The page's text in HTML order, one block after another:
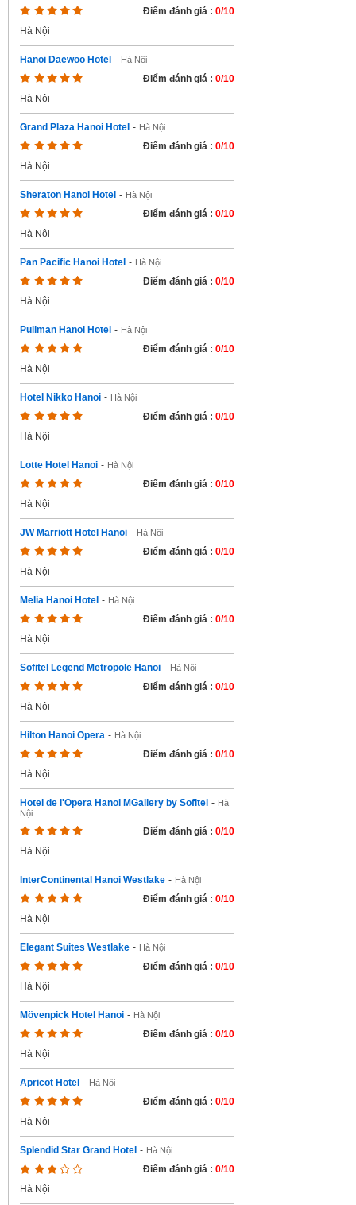
Điểm đánh giá : 0/10
Hà Nội
Hanoi Daewoo Hotel - Hà Nội
Điểm đánh giá : 0/10
Hà Nội
Grand Plaza Hanoi Hotel - Hà Nội
Điểm đánh giá : 0/10
Hà Nội
Sheraton Hanoi Hotel - Hà Nội
Điểm đánh giá : 0/10
Hà Nội
Pan Pacific Hanoi Hotel - Hà Nội
Điểm đánh giá : 0/10
Hà Nội
Pullman Hanoi Hotel - Hà Nội
Điểm đánh giá : 0/10
Hà Nội
Hotel Nikko Hanoi - Hà Nội
Điểm đánh giá : 0/10
Hà Nội
Lotte Hotel Hanoi - Hà Nội
Điểm đánh giá : 0/10
Hà Nội
JW Marriott Hotel Hanoi - Hà Nội
Điểm đánh giá : 0/10
Hà Nội
Melia Hanoi Hotel - Hà Nội
Điểm đánh giá : 0/10
Hà Nội
Sofitel Legend Metropole Hanoi - Hà Nội
Điểm đánh giá : 0/10
Hà Nội
Hilton Hanoi Opera - Hà Nội
Điểm đánh giá : 0/10
Hà Nội
Hotel de l'Opera Hanoi MGallery by Sofitel - Hà
Nội
Điểm đánh giá : 0/10
Hà Nội
InterContinental Hanoi Westlake - Hà Nội
Điểm đánh giá : 0/10
Hà Nội
Elegant Suites Westlake - Hà Nội
Điểm đánh giá : 0/10
Hà Nội
Mövenpick Hotel Hanoi - Hà Nội
Điểm đánh giá : 0/10
Hà Nội
Apricot Hotel - Hà Nội
Điểm đánh giá : 0/10
Hà Nội
Splendid Star Grand Hotel - Hà Nội
Điểm đánh giá : 0/10
Hà Nội